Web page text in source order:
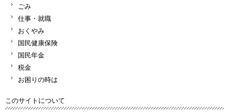
ごみ
仕事・就職
おくやみ
国民健康保険
国民年金
税金
お困りの時は
このサイトについて